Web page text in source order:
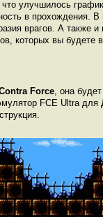
улучшилось
в прохождения. В
врагов. А также и
которых вы будете
Force, она
FCE Ultra